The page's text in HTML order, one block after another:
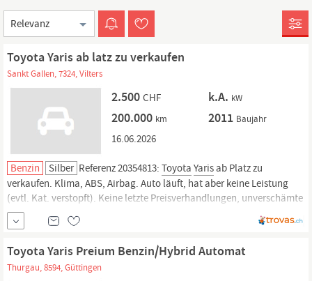
Sortierung
Toyota Yaris ab latz zu verkaufen
Sankt Gallen, 7324, Vilters
2.500 CHF k.A. kW
200.000 km 2011 Baujahr
16.06.2026
Benzin Silber Referenz 20354813: Toyota Yarisab Platz zu
verkaufen. Klima, ABS, Airbag. Auto läuft, hat aber keine Leistung
(evtl. Kat. verstopft). Keine letzte Preisverhandlungen, unverschämte
Angebote werden nicht beantwortet.
Toyota Yaris Preium Benzin/Hybrid Automat
Thurgau, 8594, Güttingen